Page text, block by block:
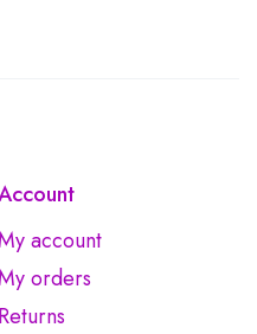
account
orders
Returns